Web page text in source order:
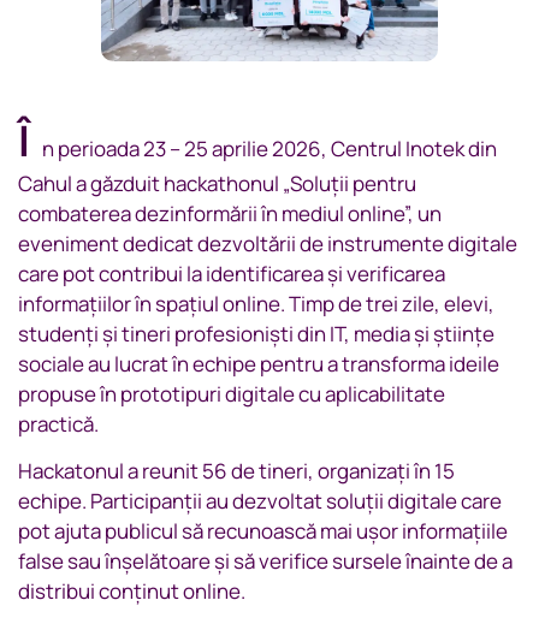
Î n perioada 23 – 25 aprilie 2026, Centrul Inotek din
Cahul a găzduit hackathonul „Soluții pentru
combaterea dezinformării în mediul online”, un
eveniment dedicat dezvoltării de instrumente digitale
care pot contribui la identificarea și verificarea
informațiilor în spațiul online. Timp de trei zile, elevi,
studenți și tineri profesioniști din IT, media și științe
sociale au lucrat în echipe pentru a transforma ideile
propuse în prototipuri digitale cu aplicabilitate
practică.
Hackatonul a reunit 56 de tineri, organizați în 15
echipe. Participanții au dezvoltat soluții digitale care
pot ajuta publicul să recunoască mai ușor informațiile
false sau înșelătoare și să verifice sursele înainte de a
distribui conținut online.